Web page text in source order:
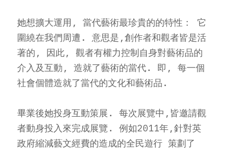
她想擴大運用, 當代藝術最珍貴的的特性： 它
圍繞在我們周遭. 意思是,創作者和觀者皆是活
著的, 因此, 觀者有權力控制自身對藝術品的
介入及互動, 造就了藝術的當代. 即, 每一個
社會個體造就了當代的文化和藝術品.
畢業後她投身互動策展. 每次展覽中,皆邀請觀
者動身投入來完成展覽. 例如2011年,針對英
政府縮減藝文經費的造成的全民遊行 策劃了